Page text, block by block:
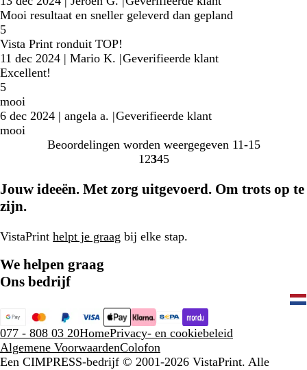
Mooi resultaat en sneller geleverd dan gepland
5
Vista Print ronduit TOP!
11 dec 2024 | Mario K. |Geverifieerde klant
Excellent!
5
mooi
6 dec 2024 | angela a. |Geverifieerde klant
mooi
Beoordelingen worden weergegeven 11-15
Naar
1Naar
2Naar
3Naar
4Naar
5
Jouw ideeën. Met zorg uitgevoerd. Om trots op te
zijn.
VistaPrint helpt je graag bij elke stap.
We helpen graag
Ons bedrijf
077 - 808 03 20HomePrivacy- en cookiebeleid
Algemene VoorwaardenColofon
Een CIMPRESS-bedrijf © 2001-2026 VistaPrint. Alle